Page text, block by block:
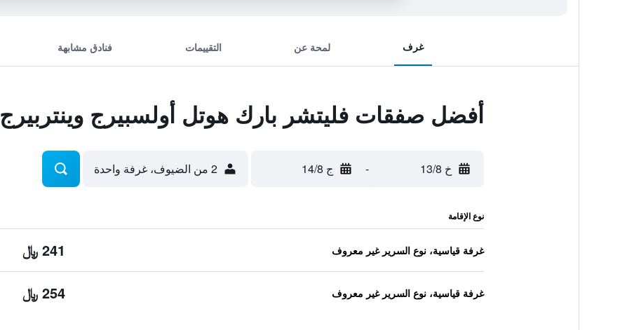
غرف لمحة عن التقييمات فنادق مشابهة
أفضل صفقات فليتشر بارك هوتل أولسبيرج وينتربيرج
خ 13/8 - ج 14/8 2 من الضيوف، غرفة واحدة
نوع الإقامة
غرفة قياسية، نوع السرير غير معروف 241 ﷼
غرفة قياسية، نوع السرير غير معروف 254 ﷼